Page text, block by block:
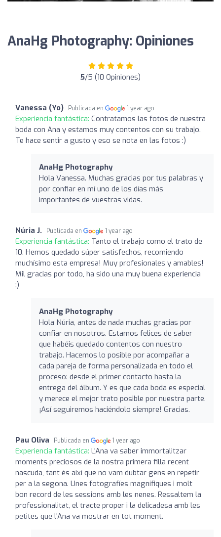
AnaHg Photography: Opiniones
5/5 (10 Opiniones)
Vanessa (Yo) Publicada en 1 year ago
Experiencia fantástica: Contratamos las fotos de nuestra
boda con Ana y estamos muy contentos con su trabajo.
Te hace sentir a gusto y eso se nota en las fotos :)
AnaHg Photography
Hola Vanessa. Muchas gracias por tus palabras y
por confiar en mí uno de los días más
importantes de vuestras vidas.
Núria J. Publicada en 1 year ago
Experiencia fantástica: Tanto el trabajo como el trato de
10. Hemos quedado súper satisfechos, recomiendo
muchísimo esta empresa! Muy profesionales y amables!
Mil gracias por todo, ha sido una muy buena experiencia
:)
AnaHg Photography
Hola Núria, antes de nada muchas gracias por
confiar en nosotros. Estamos felices de saber
que habéis quedado contentos con nuestro
trabajo. Hacemos lo posible por acompañar a
cada pareja de forma personalizada en todo el
proceso: desde el primer contacto hasta la
entrega del álbum. Y es que cada boda es especial
y merece el mejor trato posible por nuestra parte.
¡Así seguiremos haciéndolo siempre! Gracias.
Pau Oliva Publicada en 1 year ago
Experiencia fantástica: L'Ana va saber immortalitzar
moments preciosos de la nostra primera filla recent
nascuda, tant és així que no vam dubtar gens en repetir
per a la segona. Unes fotografíes magnífiques i molt
bon record de les sessions amb les nenes. Ressaltem la
professionalitat, el tracte proper i la delicadesa amb les
petites que l'Ana va mostrar en tot moment.